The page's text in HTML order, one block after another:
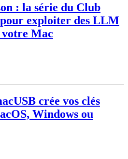
: la série du Club
exploiter des LLM
Mac
crée vos clés
Windows ou